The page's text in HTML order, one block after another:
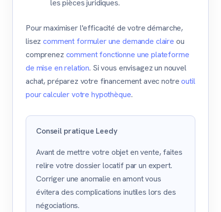
les pièces juridiques.
Pour maximiser l'efficacité de votre démarche,
lisezcomment formuler une demande claire ou
comprenez comment fonctionne une plateforme
de mise en relation. Si vous envisagez un nouvel
achat, préparez votre financement avec notreoutil
pour calculer votre hypothèque.
Conseil pratique Leedy
Avant de mettre votre objet en vente, faites
relire votre dossier locatif par un expert.
Corriger une anomalie en amont vous
évitera des complications inutiles lors des
négociations.